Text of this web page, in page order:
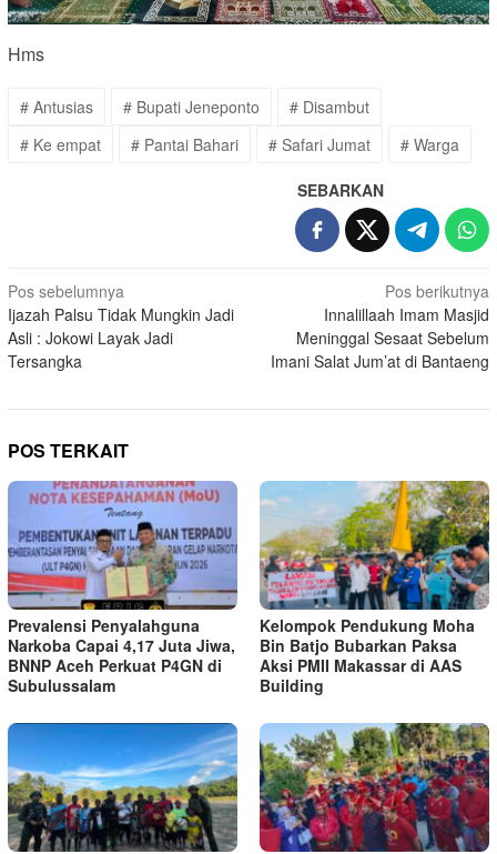
Hms
# Antusias # Bupati Jeneponto
# Disambut
# Ke empat
# Pantai Bahari # Safari Jumat # Warga
SEBARKAN
Navigasi
pos
Pos sebelumnya
Ijazah Palsu Tidak Mungkin Jadi
Asli : Jokowi Layak Jadi
Tersangka
Pos berikutnya
Innalillaah Imam Masjid
Meninggal Sesaat Sebelum
Imani Salat Jum’at di Bantaeng
POS TERKAIT
Prevalensi Penyalahguna
Narkoba Capai 4,17 Juta Jiwa,
BNNP Aceh Perkuat P4GN di
Subulussalam
Kelompok Pendukung Moha
Bin Batjo Bubarkan Paksa
Aksi PMII Makassar di AAS
Building